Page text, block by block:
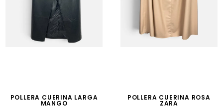
POLLERA CUERINA LARGA
MANGO
POLLERA CUERINA ROSA
ZARA